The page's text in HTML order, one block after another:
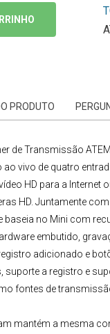
PRODUTO
de Transmissão
vivo de quatro
HD para a
HD. Juntamente
baseia no Mini com
embutido,
adicionado e
a registro e
fontes de
mantém a mesma